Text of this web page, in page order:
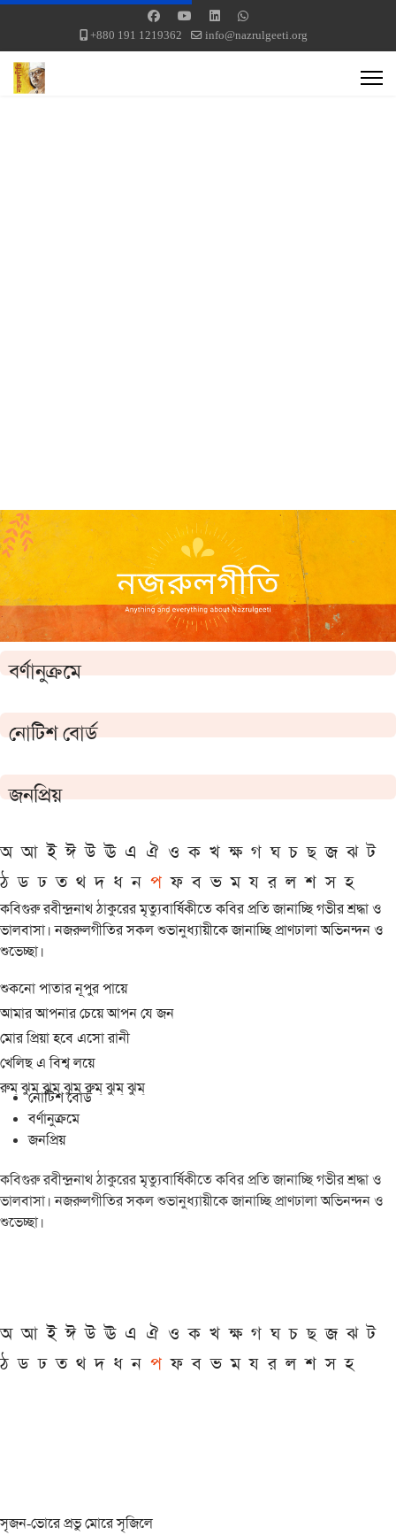
+880 191 1219362 info@nazrulgeeti.org
বর্ণানুক্রমে
নোটিশ বোর্ড
জনপ্রিয়
অ আ ই ঈ উ ঊ এ ঐ ও ক খ ক্ষ গ ঘ চ ছ জ ঝ ট
ঠ ড ঢ ত থ দ ধ ন প ফ ব ভ ম য র ল শ স হ
কবিগুরু রবীন্দ্রনাথ ঠাকুরের মৃত্যুবার্ষিকীতে কবির প্রতি জানাচ্ছি গভীর শ্রদ্ধা ও
ভালবাসা। নজরুলগীতির সকল শুভানুধ্যায়ীকে জানাচ্ছি প্রাণঢালা অভিনন্দন ও
শুভেচ্ছা।
শুকনো পাতার নূপুর পায়ে
আমার আপনার চেয়ে আপন যে জন
মোর প্রিয়া হবে এসো রানী
খেলিছ এ বিশ্ব লয়ে
রুম্ ঝুম্ ঝুম্ ঝুম্ রুম্ ঝুম্ ঝুম্
নোটিশ বোর্ড
বর্ণানুক্রমে
জনপ্রিয়
কবিগুরু রবীন্দ্রনাথ ঠাকুরের মৃত্যুবার্ষিকীতে কবির প্রতি জানাচ্ছি গভীর শ্রদ্ধা ও
ভালবাসা। নজরুলগীতির সকল শুভানুধ্যায়ীকে জানাচ্ছি প্রাণঢালা অভিনন্দন ও
শুভেচ্ছা।
অ আ ই ঈ উ ঊ এ ঐ ও ক খ ক্ষ গ ঘ চ ছ জ ঝ ট
ঠ ড ঢ ত থ দ ধ ন প ফ ব ভ ম য র ল শ স হ
সৃজন-ভোরে প্রভু মোরে সৃজিলে